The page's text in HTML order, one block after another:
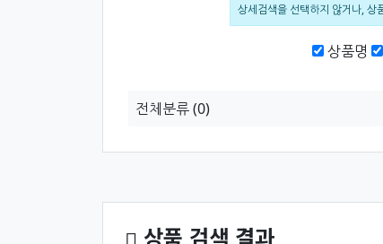
상세검색을 선택하지 않거나, 상
검색범위
상품명
전체분류(0)
상품 검색 결과